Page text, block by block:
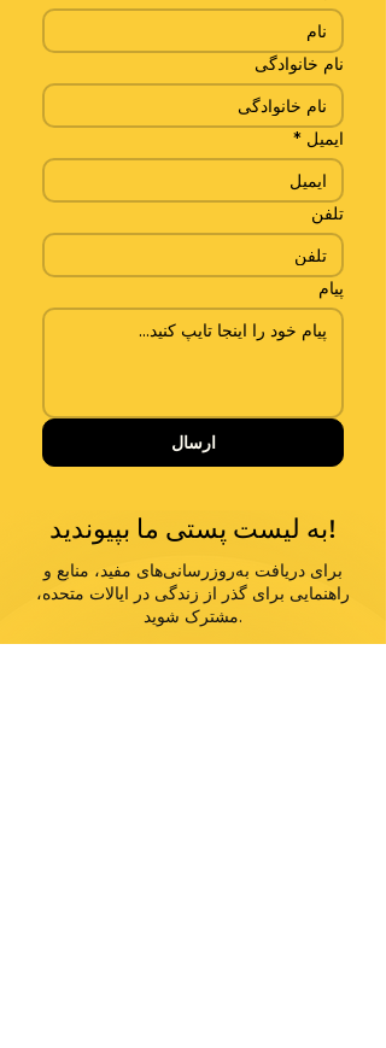
نام خانوادگی
ایمیل *
تلفن
پیام
ارسال
به لیست پستی ما بپیوندید!
برای دریافت به‌روزرسانی‌های مفید، منابع و
راهنمایی برای گذر از زندگی در ایالات متحده،
مشترک شوید.